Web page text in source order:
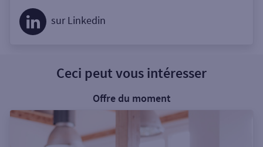
sur Linkedin
Ceci peut vous intéresser
Offre du moment